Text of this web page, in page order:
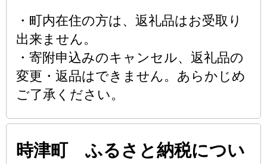
・町内在住の方は、返礼品はお受取り
出来ません。
・寄附申込みのキャンセル、返礼品の
変更・返品はできません。あらかじめ
ご了承ください。
時津町 ふるさと納税につい